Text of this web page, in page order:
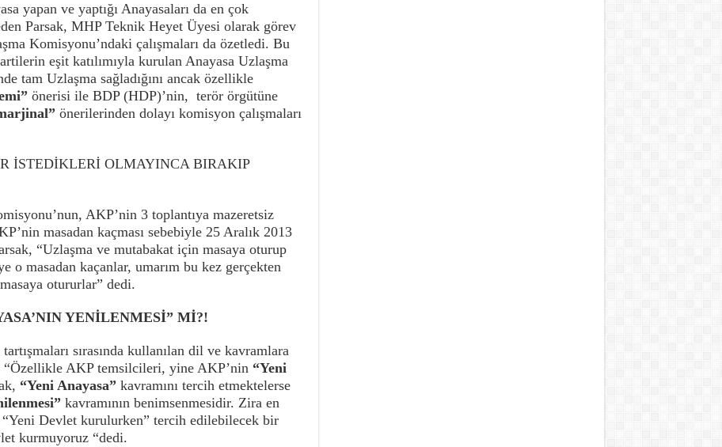
yapan ve yaptığı Anayasaları da en çok
Parsak, MHP Teknik Heyet Üyesi olarak görev
Komisyonu’ndaki çalışmaları da özetledi. Bu
eşit katılımıyla kurulan Anayasa Uzlaşma
tam Uzlaşma sağladığını ancak özellikle
önerisi ile BDP (HDP)’nin, terör örgütüne
önerilerinden dolayı komisyon çalışmaları
İSTEDİKLERİ OLMAYINCA BIRAKIP
AKP’nin 3 toplantıya mazeretsiz
masadan kaçması sebebiyle 25 Aralık 2013
“Uzlaşma ve mutabakat için masaya oturup
masadan kaçanlar, umarım bu kez gerçekten
otururlar” dedi.
YENİLENMESİ” Mİ?!
sırasında kullanılan dil ve kavramlara
AKP temsilcileri, yine AKP’nin “Yeni
“Yeni Anayasa”kavramını tercih etmektelerse
kavramının benimsenmesidir. Zira en
Devlet kurulurken” tercih edilebilecek bir
kurmuyoruz “dedi.